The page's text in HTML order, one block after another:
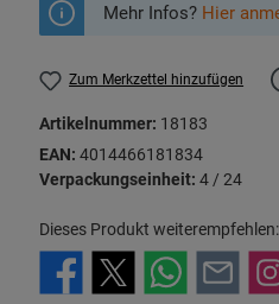
Mehr Infos? Hier
Zum Merkzettel hinzufügen
Artikelnummer: 18183
EAN: 4014466181834
Verpackungseinheit: 4 / 24
Dieses Produkt weiterempfehlen: